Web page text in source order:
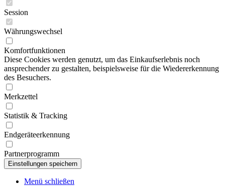
Session
Währungswechsel
Komfortfunktionen
Diese Cookies werden genutzt, um das Einkaufserlebnis noch
ansprechender zu gestalten, beispielsweise für die Wiedererkennung
des Besuchers.
Merkzettel
Statistik & Tracking
Endgeräteerkennung
Partnerprogramm
Menü schließen